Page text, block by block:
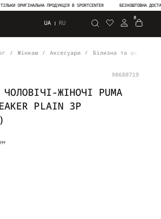
ОРИГІНАЛЬНА ПРОДУКЦІЯ В SPORTCENTER БЕЗКОШТОВНА ДОСТАВКА
UA RU Пошук
0
Жінкам Аксесуари Білизна та
90680719
ЖІНОЧІ PUMA
PLAIN 3P